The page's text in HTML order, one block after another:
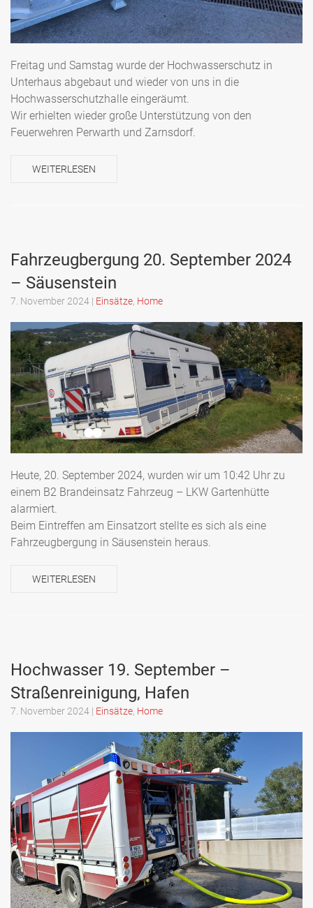
Freitag und Samstag wurde der Hochwasserschutz in
Unterhaus abgebaut und wieder von uns in die
Hochwasserschutzhalle eingeräumt.
Wir erhielten wieder große Unterstützung von den
Feuerwehren Perwarth und Zarnsdorf.
WEITERLESEN
Fahrzeugbergung 20. September 2024
– Säusenstein
7. November 2024 | Einsätze Home
Heute, 20. September 2024, wurden wir um 10:42 Uhr zu
einem B2 Brandeinsatz Fahrzeug – LKW Gartenhütte
alarmiert.
Beim Eintreffen am Einsatzort stellte es sich als eine
Fahrzeugbergung in Säusenstein heraus.
WEITERLESEN
Hochwasser 19. September –
Straßenreinigung, Hafen
7. November 2024 | Einsätze Home